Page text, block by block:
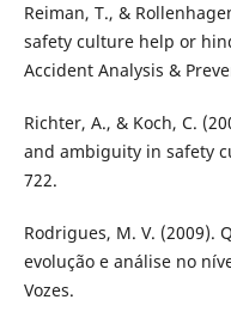
Reiman, T., &
safety culture help or
Accident Analysis &
Richter, A., & Koch, C.
and ambiguity in safety
722.
Rodrigues, M. V. (2009).
evolução e análise no
Vozes.